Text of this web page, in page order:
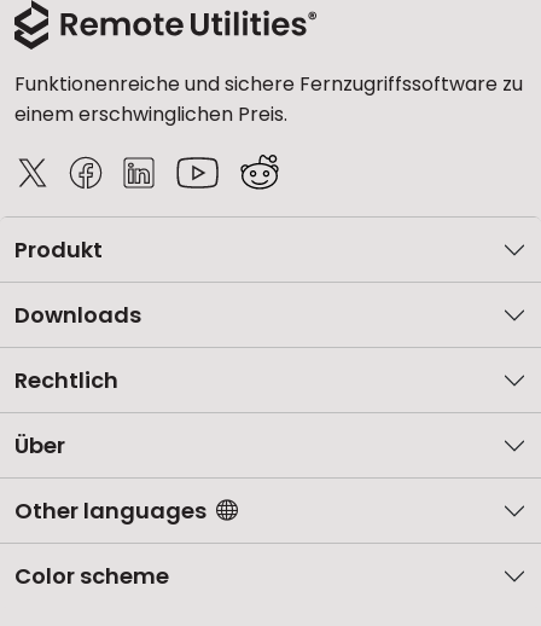
Funktionenreiche und sichere Fernzugriffssoftware zu
einem erschwinglichen Preis.
Produkt
Downloads
Rechtlich
Über
Other languages
Color scheme